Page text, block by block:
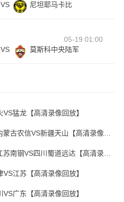
VS 尼坦耶马卡比
05-19 01:00
VS 莫斯科中央陆军
猛龙【高清录像回放】
12月01日 WCBA常规赛 内蒙古农信VS新疆天山【高清录像回放】
12月01日 WCBA常规赛 江苏南钢VS四川蜀道远达【高清录像回放】
江苏【高清录像回放】
广东【高清录像回放】